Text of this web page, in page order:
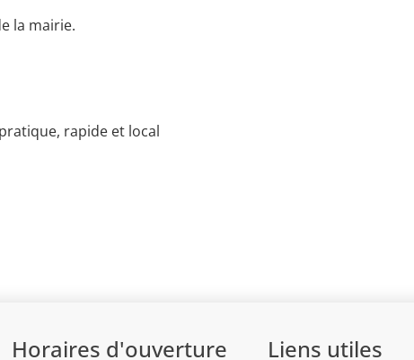
la mairie.
rapide et local
Horaires d'ouverture Liens utiles